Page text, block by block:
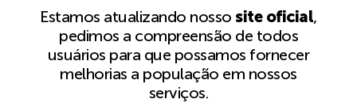
Estamos atualizando nossosite oficial,
pedimos a compreensão de todos
usuários para que possamos fornecer
melhorias a população em nossos
serviços.